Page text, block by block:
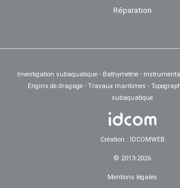
Réparation
Investigation subaquatique - Bathymétrie -
Engins de dragage - Travaux maritimes -
subaquatique
Création : IDCOMWEB
© 2013-2026
Mentions légales